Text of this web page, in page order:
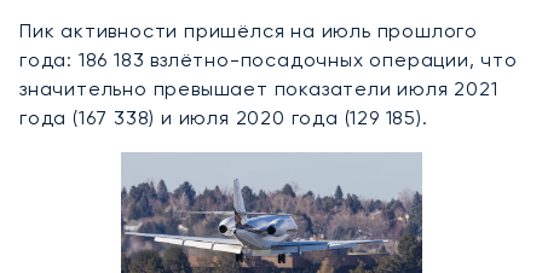
Пик активности пришёлся на июль прошлого
года: 186 183 взлётно-посадочных операции, что
значительно превышает показатели июля 2021
года (167 338) и июля 2020 года (129 185).